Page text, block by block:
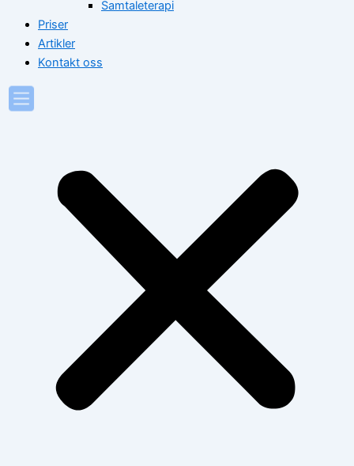
Samtaleterapi
Priser
Artikler
Kontakt oss